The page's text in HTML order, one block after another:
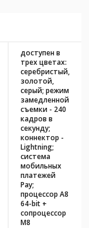
доступен в
трех цветах:
серебристый,
золотой,
серый; режим
замедленной
съемки - 240
кадров в
секунду;
коннектор -
Lightning;
система
мобильных
платежей
Pay;
процессор A8
64-bit +
сопроцессор
M8